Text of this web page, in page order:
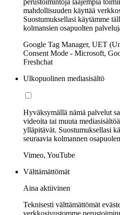
perustoimintoja laajempia
mahdollisuuden käyttää
Suostumuksellasi käytämme
kolmansien osapuolten
Google Tag Manager, UET
Consent Mode - Microsoft,
Freshchat
Ulkopuolinen mediasisältö
Hyväksymällä nämä palvelut
videoita tai muuta
ylläpitävät. Suostumuksellasi
seuraavia kolmannen
Vimeo, YouTube
Välttämättömät
Aina aktiivinen
Teknisesti välttämättömät
verkkosivustomme